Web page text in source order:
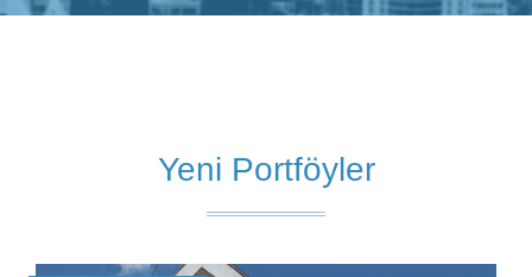
Yeni Portföyler